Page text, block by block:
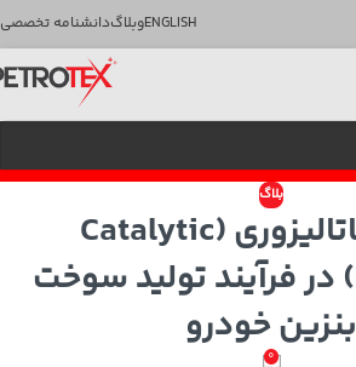
ENGLISHوبلاگدانشنامه تخصصی
بلاگ
اصلاح کاتالیزوری (Catalytic
Reforming) در فرآیند تولید سوخت
بنزین خودرو
0